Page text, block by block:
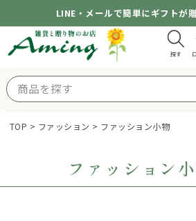
LINE・メールで簡単にギフトが
探す
TOP ファッション ファッション小物
ファッション